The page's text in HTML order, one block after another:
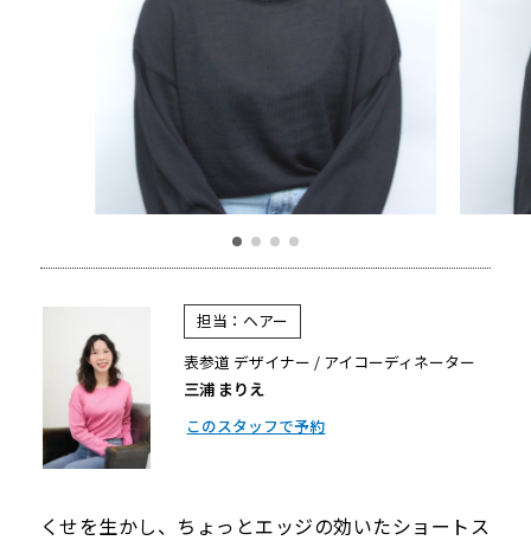
担当：ヘアー
表参道 デザイナー / アイコーディネーター
三浦 まりえ
このスタッフで予約
くせを生かし、ちょっとエッジの効いたショートス